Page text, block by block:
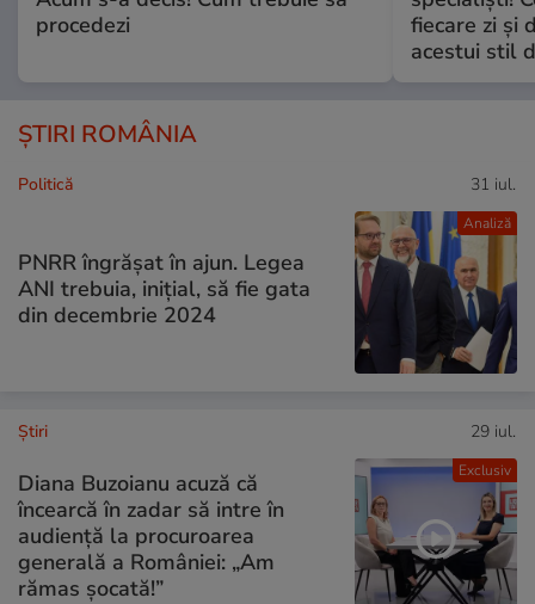
procedezi
fiecare zi și
acestui stil
ȘTIRI ROMÂNIA
Analiză
Politică 31 iul.
PNRR îngrășat în ajun. Legea
ANI trebuia, inițial, să fie gata
din decembrie 2024
Exclusiv
Ştiri 29 iul.
Diana Buzoianu acuză că
încearcă în zadar să intre în
audiență la procuroarea
generală a României: „Am
rămas șocată!”